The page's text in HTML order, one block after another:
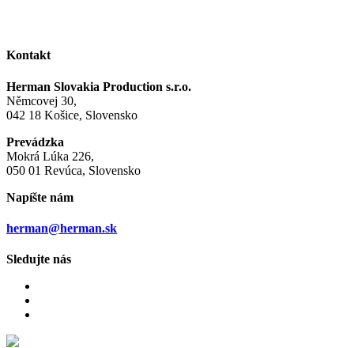
Kontakt
Herman Slovakia Production s.r.o.
Němcovej 30,
042 18 Košice, Slovensko
Prevádzka
Mokrá Lúka 226,
050 01 Revúca, Slovensko
Napíšte nám
herman@herman.sk
Sledujte nás